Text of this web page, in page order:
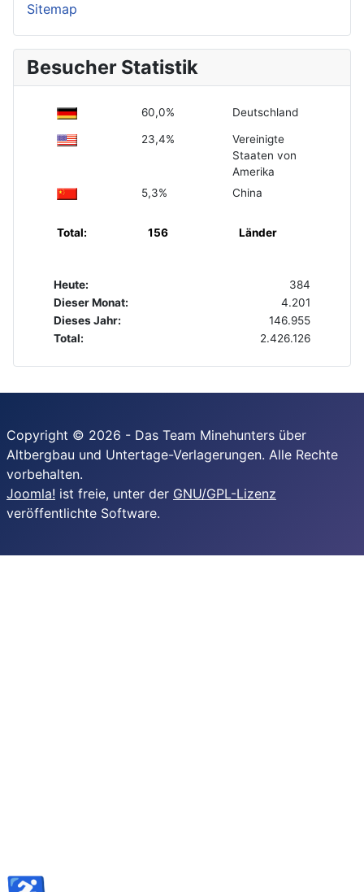
Sitemap
Besucher Statistik
60,0% Deutschland
23,4%
Vereinigte
Staaten von
Amerika
5,3%
China
Total: 156 Länder
Heute:
384
Dieser Monat:
4.201
Dieses Jahr:
146.955
Total:
2.426.126
Copyright © 2026 - Das Team Minehunters über
Altbergbau und Untertage-Verlagerungen. Alle Rechte
vorbehalten.
Joomla! ist freie, unter der GNU/GPL-Lizenz
veröffentlichte Software.